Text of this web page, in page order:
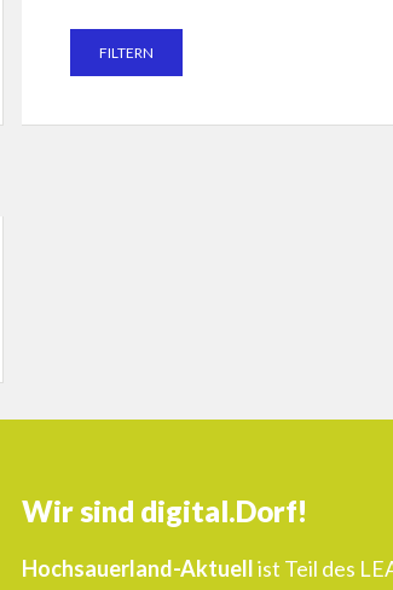
Wir sind digital.Dorf!
Hochsauerland-Aktuellist Teil des